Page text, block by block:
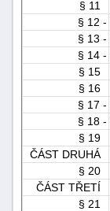
§ 11
§ 12 -
§ 13 -
§ 14 -
§ 15
§ 16
§ 17 -
§ 18 -
§ 19
ČÁST DRUHÁ
§ 20
ČÁST TŘETÍ
§ 21